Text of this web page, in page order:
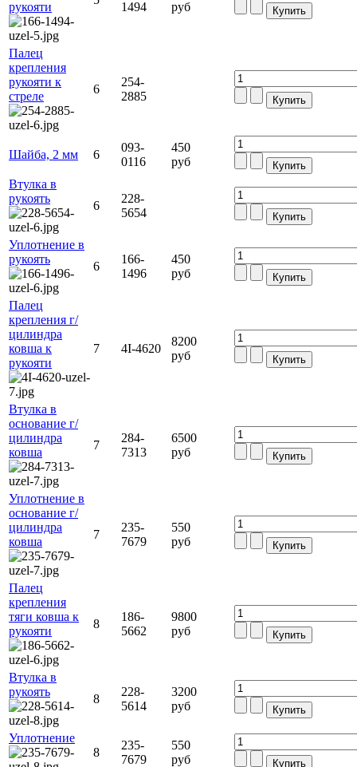
рукояти 1494 руб
Палец
крепления
рукояти к
стреле
6
254-
2885
Шайба, 2 мм 6
093-
0116
450
руб
Втулка в
рукоять
6
228-
5654
Уплотнение в
рукоять
6
166-
1496
450
руб
Палец
крепления г/
цилиндра
ковша к
рукояти
7 4I-4620
8200
руб
Втулка в
основание г/
цилиндра
ковша
7
284-
7313
6500
руб
Уплотнение в
основание г/
цилиндра
ковша
7
235-
7679
550
руб
Палец
крепления
тяги ковша к
рукояти
8
186-
5662
9800
руб
Втулка в
рукоять
8
228-
5614
3200
руб
Уплотнение
8
235-
7679
550
руб